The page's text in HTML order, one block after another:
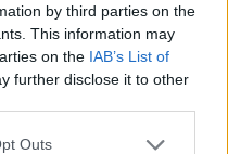
by third parties on the
This information may
on the IAB’s List of
further disclose it to other
one or more Google
Outs
9 Αυγούστου 2026, 8:01 μμ